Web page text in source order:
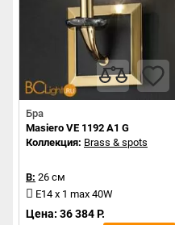
Бра
Masiero VE 1192 A1 G
Коллекция: Brass & spots
В: 26 см
E14 x 1 max 40W
Цена: 36 384 Р.